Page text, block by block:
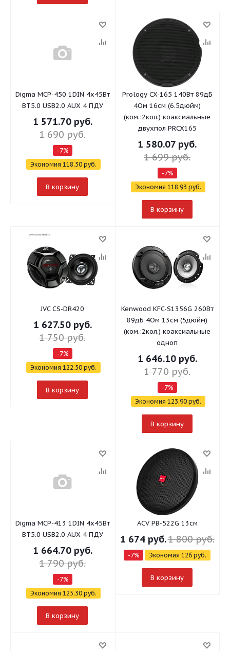
Digma MCP-450 1DIN 4x45Вт
BT5.0 USB2.0 AUX 4 ПДУ
1 571.70руб.
1 690руб.
-7%
Экономия 118.30руб.
В корзину
Prology CX-165 140Вт 89дБ
4Ом 16см (6.5дюйм)
(ком.:2кол.) коаксиальные
двухпол PRCX165
1 580.07 руб.
1 699руб.
-7%
Экономия 118.93 руб.
В корзину
JVC CS-DR420
1 627.50руб.
1 750руб.
-7%
Экономия 122.50руб.
В корзину
Kenwood KFC-S1356G 260Вт
89дБ 4Ом 13см (5дюйм)
(ком.:2кол.) коаксиальные
одноп
1 646.10руб.
1 770руб.
-7%
Экономия 123.90руб.
В корзину
Digma MCP-413 1DIN 4x45Вт
BT5.0 USB2.0 AUX 4 ПДУ
1 664.70руб.
1 790руб.
-7%
Экономия 125.30руб.
В корзину
ACV PB-522G 13см
1 674руб.1 800руб.
-7% Экономия 126 руб.
В корзину